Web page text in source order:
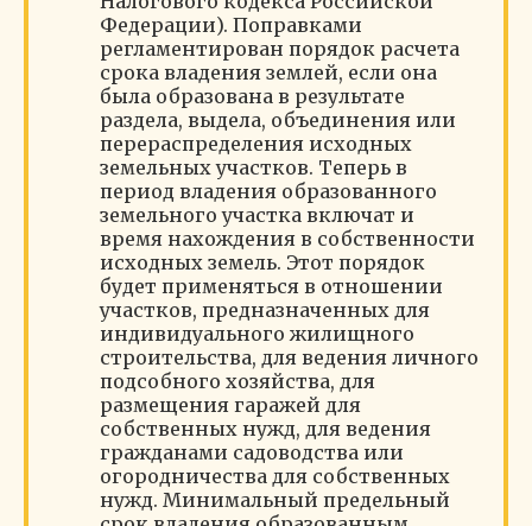
Федерации). Поправками
регламентирован порядок расчета
срока владения землей, если она
была образована в результате
раздела, выдела, объединения или
перераспределения исходных
земельных участков. Теперь в
период владения образованного
земельного участка включат и
время нахождения в собственности
исходных земель. Этот порядок
будет применяться в отношении
участков, предназначенных для
индивидуального жилищного
строительства, для ведения личного
подсобного хозяйства, для
размещения гаражей для
собственных нужд, для ведения
гражданами садоводства или
огородничества для собственных
нужд. Минимальный предельный